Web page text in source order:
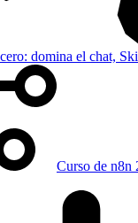
domina el chat,
Curso de n8n